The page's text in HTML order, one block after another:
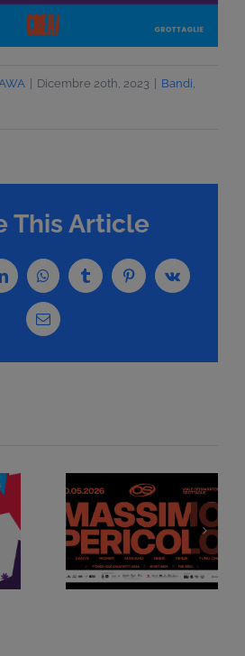
Dicembre 20th, 2023 Bandi
This Article
LinkedInWhatsAppTumblrPinterestVk
Email